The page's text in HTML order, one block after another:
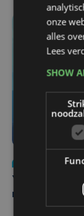
Yaro (19),
maandenlange
onze
alles
Lees
SHOW